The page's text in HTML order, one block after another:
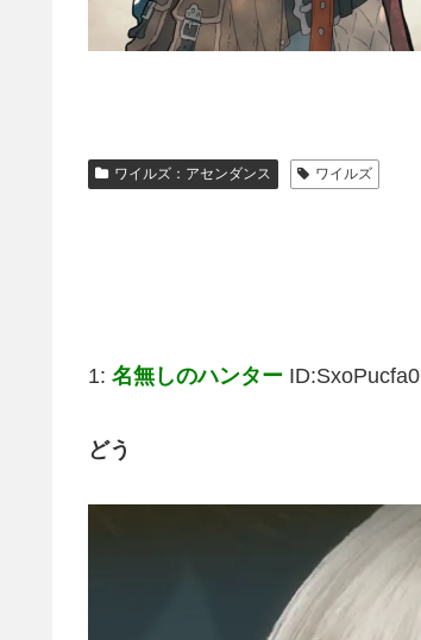
ワイルズ：アセンダンス ワイルズ
1: 名無しのハンター ID:SxoPucfa0
どう